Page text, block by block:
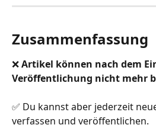
Zusammenfassung
❌ Artikel können nach dem
Veröffentlichung nicht mehr
✅ Du kannst aber jederzeit
verfassen und veröffentlichen.